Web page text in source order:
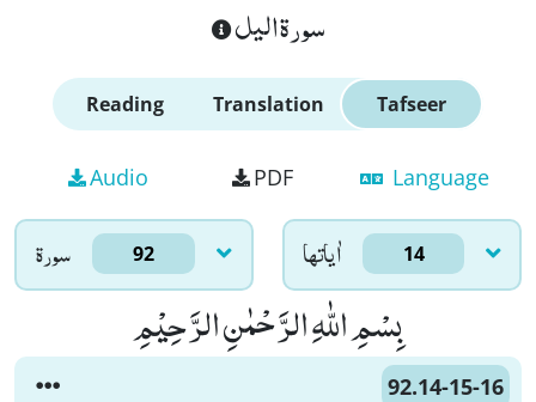
سورة اليل
Reading Translation Tafseer
Audio PDF Language
سورۃ 92 اٰياتها 14
بِسْمِ اللّٰهِ الرَّحْمٰنِ الرَّحِیْمِ
92.14-15-16